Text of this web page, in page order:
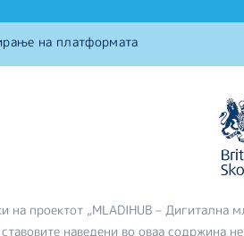
на платформата
на проектот „MLADIHUB –
наведени во оваа содржина